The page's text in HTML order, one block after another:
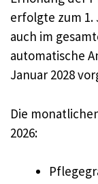
erfolgte zum 1.
auch im
automatische
Januar 2028
Die
2026: